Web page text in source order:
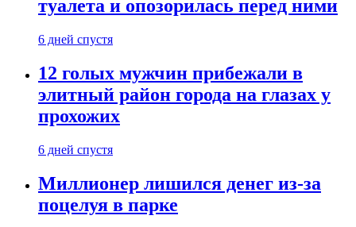
туалета и опозорилась перед ними
6 дней спустя
12 голых мужчин прибежали в
элитный район города на глазах у
прохожих
6 дней спустя
Миллионер лишился денег из-за
поцелуя в парке